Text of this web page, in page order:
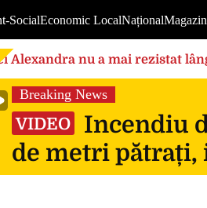
SocialEconomic LocalNaționalMagazin
Alexandra nu a mai rezistat
Breaking News
VIDEO
Incendiu
de metri